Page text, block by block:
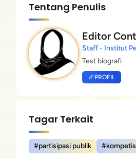
Tentang Penulis
Editor
Staff - Institut
Test biografi
PROFIL
Tagar Terkait
#partisipasi publik